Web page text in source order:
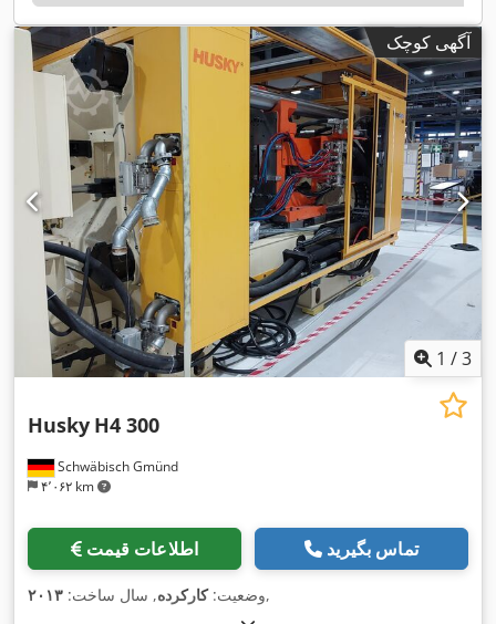
آگهی کوچک
1 /3
Schwäbisch Gmünd
۴٬۰۶۲ km
Husky H4 300
اطلاعات قیمت تماس بگیرید
وضعیت:کارکرده, سال ساخت: ۲۰۱۳ ,